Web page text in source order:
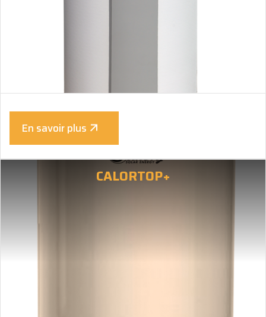
En savoir plus
CALORTOP+